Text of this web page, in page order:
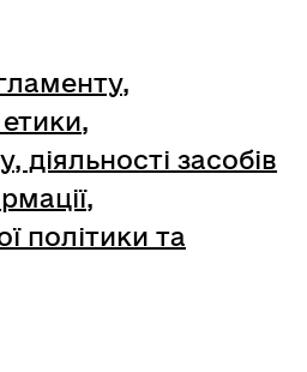
діяльності засобів
політики та